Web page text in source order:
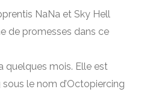
NaNa et Sky Hell
de promesses dans ce
quelques mois. Elle est
le nom d’Octopiercing